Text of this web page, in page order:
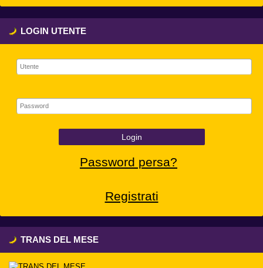
LOGIN UTENTE
Login
Password persa?
Registrati
TRANS DEL MESE